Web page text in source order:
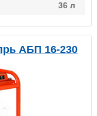
36 л
АБП 16-230